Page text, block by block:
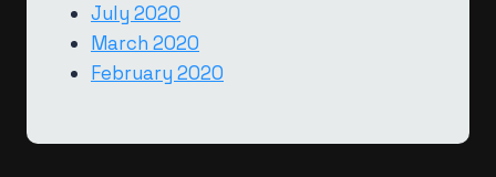
July 2020
March 2020
February 2020